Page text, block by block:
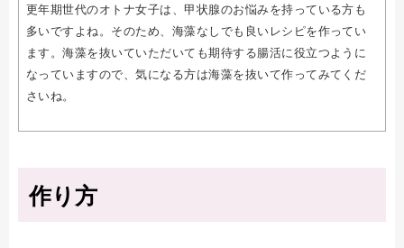
更年期世代のオトナ女子は、甲状腺のお悩みを持っている方も
多いですよね。 そのため、海藻なしでも良いレシピを作ってい
ます。海藻を抜いていただいても期待する腸活に役立つように
なっていますので、気になる方は海藻を抜いて作ってみてくだ
さいね。
作り方